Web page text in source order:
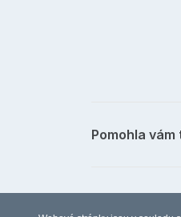
Pomohla